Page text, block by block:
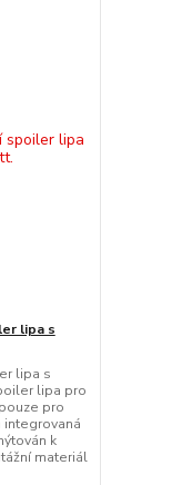
lipa s
lipa s
lipa pro
pro
integrovaná
k
materiál